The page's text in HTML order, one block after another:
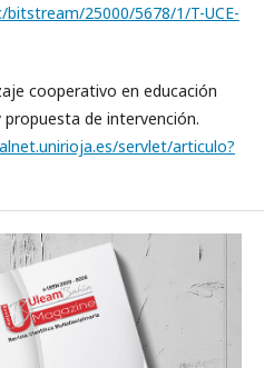
25000/5678/1/T-UCE-
cooperativo en educación
de intervención.
servlet/articulo?